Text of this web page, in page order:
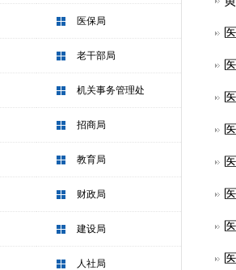
医保局
老干部局
机关事务管理处
招商局
教育局
财政局
建设局
人社局